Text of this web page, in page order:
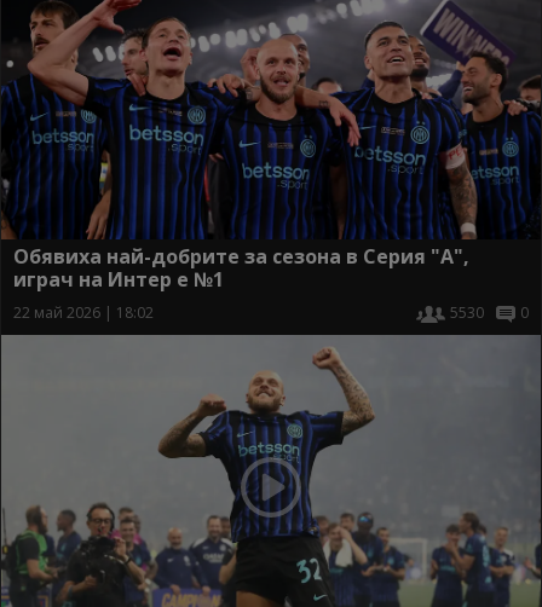
Обявиха най-добрите за сезона в Серия "А",
играч на Интер е №1
22 май 2026 | 18:02 5530 0